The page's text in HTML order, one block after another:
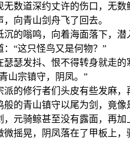
数道深约丈许的伤口，无数
向青山剑舟飞了回去。
的嗡鸣，向着海面落下，潜
“这只怪鸟又是何物？”
瑟发抖、恨不得转身就走的
山宗镇守，阴凤。”
派的修行者们头皮有些发麻，
的青山镇守以尾为剑，竟像
，元骑鲸甚至没有露面，再
摇晃，阴凤落在了甲板上，